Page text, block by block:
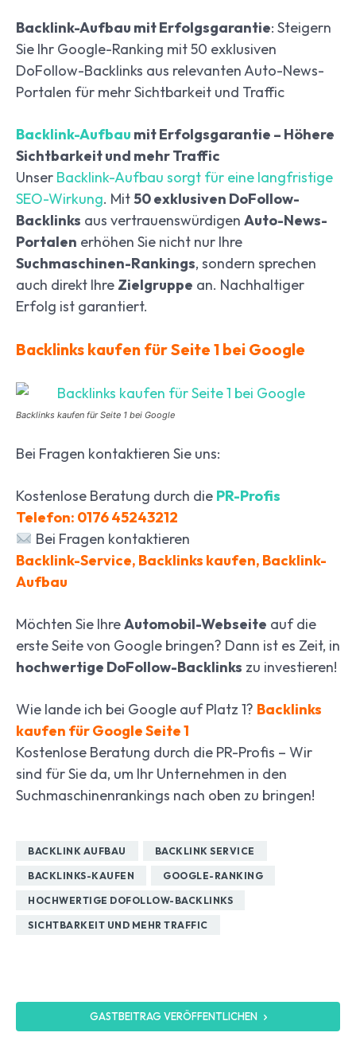
Backlink-Aufbau mit Erfolgsgarantie: Steigern
Sie Ihr Google-Ranking mit 50 exklusiven
DoFollow-Backlinks aus relevanten Auto-News-
Portalen für mehr Sichtbarkeit und Traffic
Backlink-Aufbau mit Erfolgsgarantie – Höhere
Sichtbarkeit und mehr Traffic
Unser Backlink-Aufbau sorgt für eine langfristige
SEO-Wirkung. Mit50 exklusiven DoFollow-
Backlinks aus vertrauenswürdigen Auto-News-
Portalen erhöhen Sie nicht nur Ihre
Suchmaschinen-Rankings, sondern sprechen
auch direkt Ihre Zielgruppe an. Nachhaltiger
Erfolg ist garantiert.
Backlinks kaufen für Seite 1 bei Google
Backlinks kaufen für Seite 1 bei Google
Bei Fragen kontaktieren Sie uns:
Kostenlose Beratung durch die PR-Profis
Telefon: 0176 45243212
Bei Fragen kontaktieren
Backlink-Service, Backlinks kaufen, Backlink-
Aufbau
Möchten Sie IhreAutomobil-Webseite auf die
erste Seite von Google bringen? Dann ist es Zeit, in
hochwertige DoFollow-Backlinks zu investieren!
Wie lande ich bei Google auf Platz 1? Backlinks
kaufen für Google Seite 1
Kostenlose Beratung durch die PR-Profis – Wir
sind für Sie da, um Ihr Unternehmen in den
Suchmaschinenrankings nach oben zu bringen!
BACKLINK AUFBAU BACKLINK SERVICE
BACKLINKS-KAUFEN GOOGLE-RANKING
HOCHWERTIGE DOFOLLOW-BACKLINKS
SICHTBARKEIT UND MEHR TRAFFIC
GASTBEITRAG VERÖFFENTLICHEN